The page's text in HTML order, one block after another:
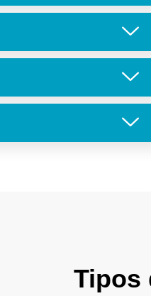
Tipos